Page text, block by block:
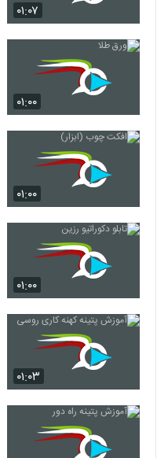
۰۱:۰۷
۰۱:۰۰
۰۱:۰۰
۰۱:۰۰
۰۱:۰۳